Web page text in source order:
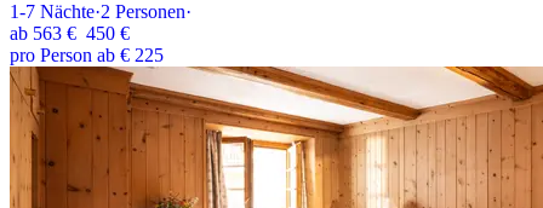
1-7 Nächte·2 Personen·
ab 563 € 450 €
pro Person ab € 225